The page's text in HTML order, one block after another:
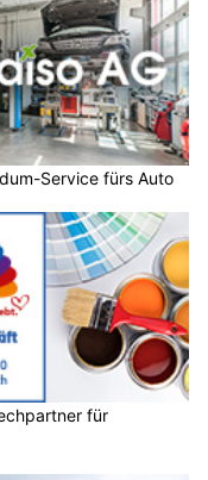
Service fürs Auto
für